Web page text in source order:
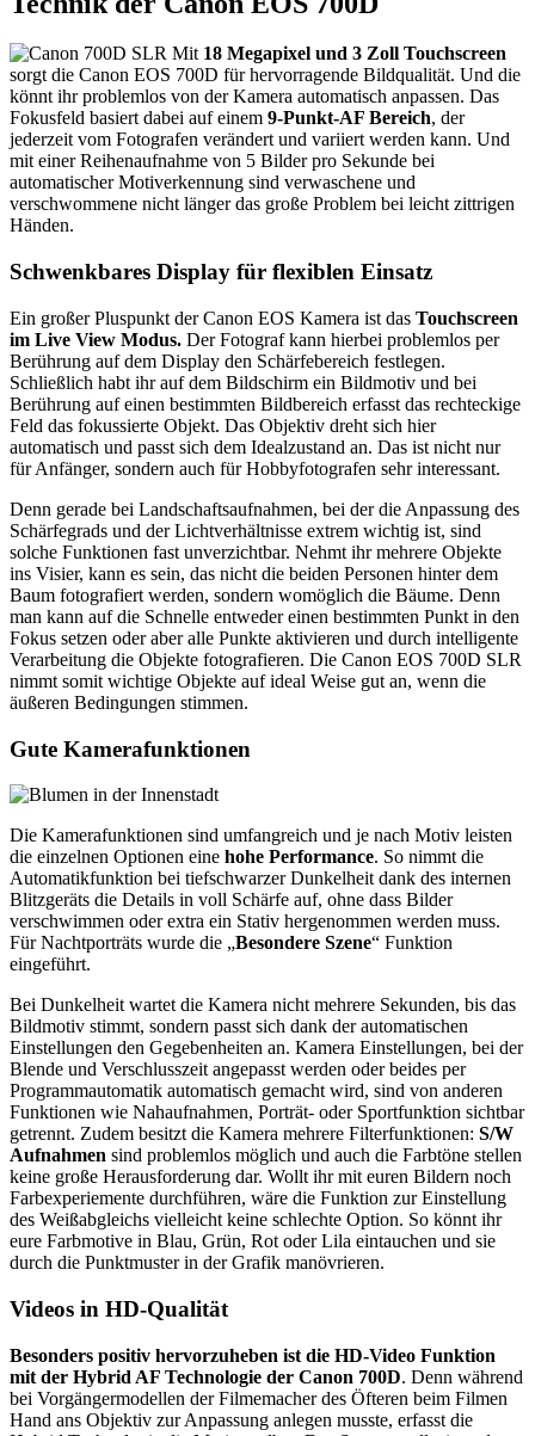
Mit 18 Megapixel und 3 Zoll Touchscreen
sorgt die Canon EOS 700D für hervorragende Bildqualität. Und die
könnt ihr problemlos von der Kamera automatisch anpassen. Das
Fokusfeld basiert dabei auf einem 9-Punkt-AF Bereich, der
jederzeit vom Fotografen verändert und variiert werden kann. Und
mit einer Reihenaufnahme von 5 Bilder pro Sekunde bei
automatischer Motiverkennung sind verwaschene und
verschwommene nicht länger das große Problem bei leicht zittrigen
Händen.
Schwenkbares Display für flexiblen Einsatz
Ein großer Pluspunkt der Canon EOS Kamera ist das Touchscreen
im Live View Modus. Der Fotograf kann hierbei problemlos per
Berührung auf dem Display den Schärfebereich festlegen.
Schließlich habt ihr auf dem Bildschirm ein Bildmotiv und bei
Berührung auf einen bestimmten Bildbereich erfasst das rechteckige
Feld das fokussierte Objekt. Das Objektiv dreht sich hier
automatisch und passt sich dem Idealzustand an. Das ist nicht nur
für Anfänger, sondern auch für Hobbyfotografen sehr interessant.
Denn gerade bei Landschaftsaufnahmen, bei der die Anpassung des
Schärfegrads und der Lichtverhältnisse extrem wichtig ist, sind
solche Funktionen fast unverzichtbar. Nehmt ihr mehrere Objekte
ins Visier, kann es sein, das nicht die beiden Personen hinter dem
Baum fotografiert werden, sondern womöglich die Bäume. Denn
man kann auf die Schnelle entweder einen bestimmten Punkt in den
Fokus setzen oder aber alle Punkte aktivieren und durch intelligente
Verarbeitung die Objekte fotografieren. Die Canon EOS 700D SLR
nimmt somit wichtige Objekte auf ideal Weise gut an, wenn die
äußeren Bedingungen stimmen.
Gute Kamerafunktionen
Die Kamerafunktionen sind umfangreich und je nach Motiv leisten
die einzelnen Optionen eine hohe Performance. So nimmt die
Automatikfunktion bei tiefschwarzer Dunkelheit dank des internen
Blitzgeräts die Details in voll Schärfe auf, ohne dass Bilder
verschwimmen oder extra ein Stativ hergenommen werden muss.
Für Nachtporträts wurde die „Besondere Szene“ Funktion
eingeführt.
Bei Dunkelheit wartet die Kamera nicht mehrere Sekunden, bis das
Bildmotiv stimmt, sondern passt sich dank der automatischen
Einstellungen den Gegebenheiten an. Kamera Einstellungen, bei der
Blende und Verschlusszeit angepasst werden oder beides per
Programmautomatik automatisch gemacht wird, sind von anderen
Funktionen wie Nahaufnahmen, Porträt- oder Sportfunktion sichtbar
getrennt. Zudem besitzt die Kamera mehrere Filterfunktionen: S/W
Aufnahmen sind problemlos möglich und auch die Farbtöne stellen
keine große Herausforderung dar. Wollt ihr mit euren Bildern noch
Farbexperiemente durchführen, wäre die Funktion zur Einstellung
des Weißabgleichs vielleicht keine schlechte Option. So könnt ihr
eure Farbmotive in Blau, Grün, Rot oder Lila eintauchen und sie
durch die Punktmuster in der Grafik manövrieren.
Videos in HD-Qualität
Besonders positiv hervorzuheben ist die HD-Video Funktion
mit der Hybrid AF Technologie der Canon 700D. Denn während
bei Vorgängermodellen der Filmemacher des Öfteren beim Filmen
Hand ans Objektiv zur Anpassung anlegen musste, erfasst die